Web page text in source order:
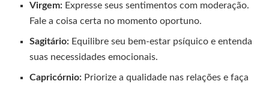
Virgem: Expresse seus sentimentos com moderação.
Fale a coisa certa no momento oportuno.
Sagitário: Equilibre seu bem-estar psíquico e entenda
suas necessidades emocionais.
Capricórnio: Priorize a qualidade nas relações e faça